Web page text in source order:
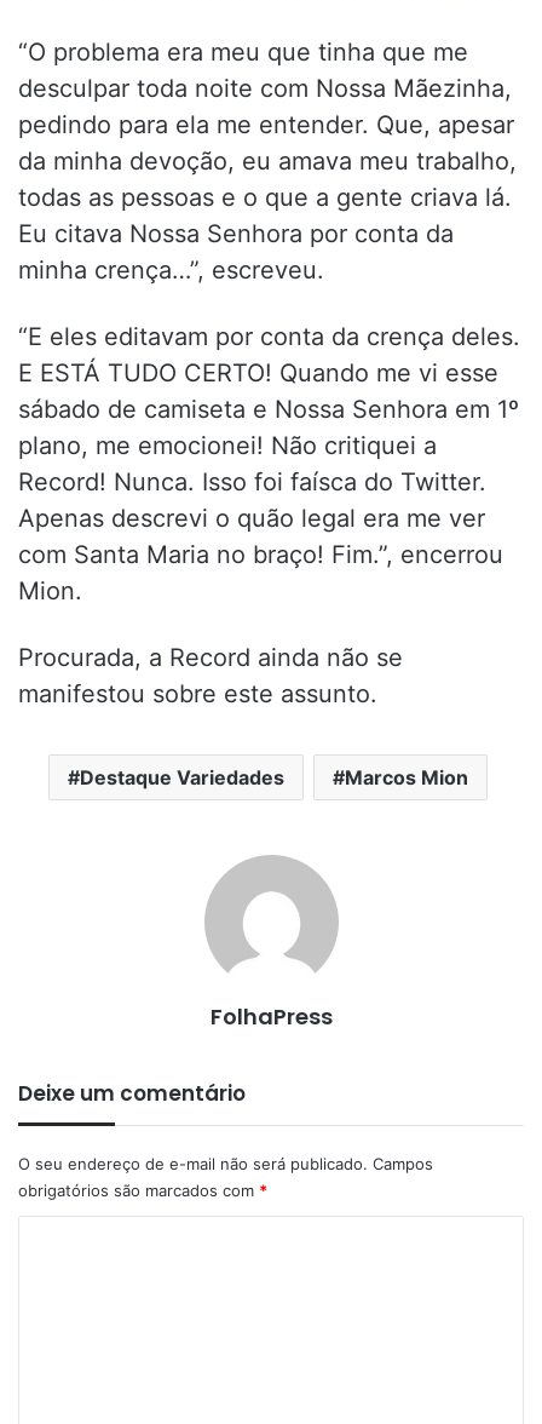
“O problema era meu que tinha que me
desculpar toda noite com Nossa Mãezinha,
pedindo para ela me entender. Que, apesar
da minha devoção, eu amava meu trabalho,
todas as pessoas e o que a gente criava lá.
Eu citava Nossa Senhora por conta da
minha crença…”, escreveu.
“E eles editavam por conta da crença deles.
E ESTÁ TUDO CERTO! Quando me vi esse
sábado de camiseta e Nossa Senhora em 1º
plano, me emocionei! Não critiquei a
Record! Nunca. Isso foi faísca do Twitter.
Apenas descrevi o quão legal era me ver
com Santa Maria no braço! Fim.”, encerrou
Mion.
Procurada, a Record ainda não se
manifestou sobre este assunto.
Destaque Variedades Marcos Mion
FolhaPress
Deixe um comentário
O seu endereço de e-mail não será publicado. Campos
obrigatórios são marcados com *